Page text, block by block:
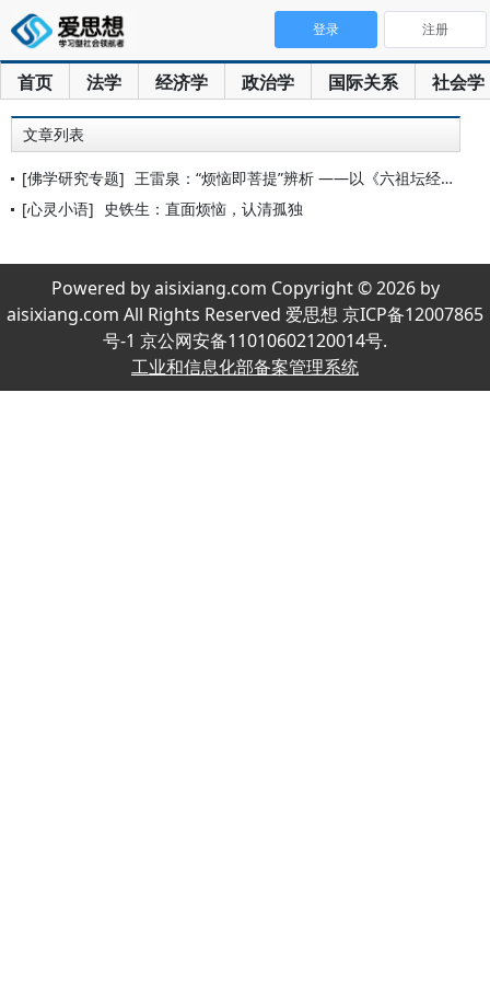
首页 法学 经济学 政治学 国际关系 社会学
登录 注册
文章列表
[佛学研究专题] 王雷泉：“烦恼即菩提”辨析 ——以《六祖坛经》为中心
[心灵小语]
史铁生：直面烦恼，认清孤独
Powered by aisixiang.com Copyright © 2026 by
aisixiang.com All Rights Reserved 爱思想 京ICP备12007865
号-1 京公网安备11010602120014号.
工业和信息化部备案管理系统